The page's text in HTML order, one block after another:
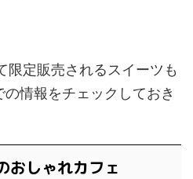
限定販売されるスイーツも
情報をチェックしておき
おしゃれカフェ